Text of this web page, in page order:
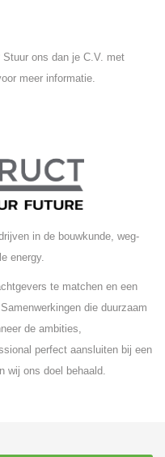
ons dan je C.V. met
meer informatie.
in de bouwkunde, weg-
energy.
te matchen en een
die duurzaam
de ambities,
perfect aansluiten bij een
wij ons doel behaald.